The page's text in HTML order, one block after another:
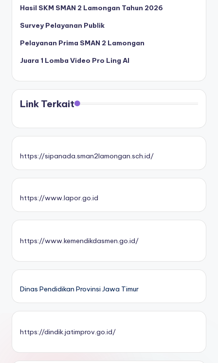
Hasil SKM SMAN 2 Lamongan Tahun 2026
Survey Pelayanan Publik
Pelayanan Prima SMAN 2 Lamongan
Juara 1 Lomba Video Pro Ling AI
Link Terkait
https://sipanada.sman2lamongan.sch.id/
https://www.lapor.go.id
https://www.kemendikdasmen.go.id/
Dinas Pendidikan Provinsi Jawa Timur
https://dindik.jatimprov.go.id/